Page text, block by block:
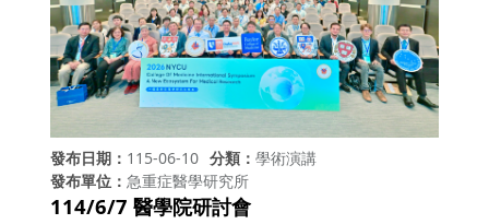
發布日期 115-06-10 分類
學術演講
發布單位
急重症醫學研究所
114/6/7 醫學院研討會